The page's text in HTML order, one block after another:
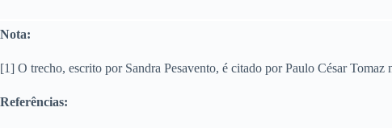
Nota:
[1] O trecho, escrito por Sandra Pesavento, é citado por Paulo César
Referências: